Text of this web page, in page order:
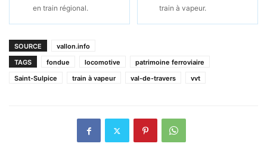
en train régional.
train à vapeur.
SOURCE
vallon.info
TAGS
fondue locomotive
patrimoine ferroviaire
Saint-Sulpice
train à vapeur val-de-travers vvt